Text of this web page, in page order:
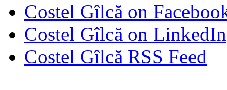
Costel Gîlcă on
Costel Gîlcă on LinkedIn
Costel Gîlcă RSS Feed